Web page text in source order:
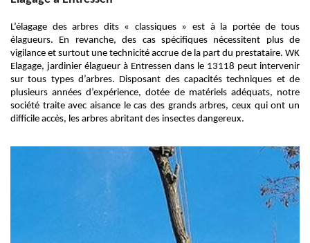
L’élagage des arbres dits « classiques » est à la portée de tous
élagueurs. En revanche, des cas spécifiques nécessitent plus de
vigilance et surtout une technicité accrue de la part du prestataire. WK
Elagage, jardinier élagueur à Entressen dans le 13118 peut intervenir
sur tous types d’arbres. Disposant des capacités techniques et de
plusieurs années d’expérience, dotée de matériels adéquats, notre
société traite avec aisance le cas des grands arbres, ceux qui ont un
difficile accès, les arbres abritant des insectes dangereux.